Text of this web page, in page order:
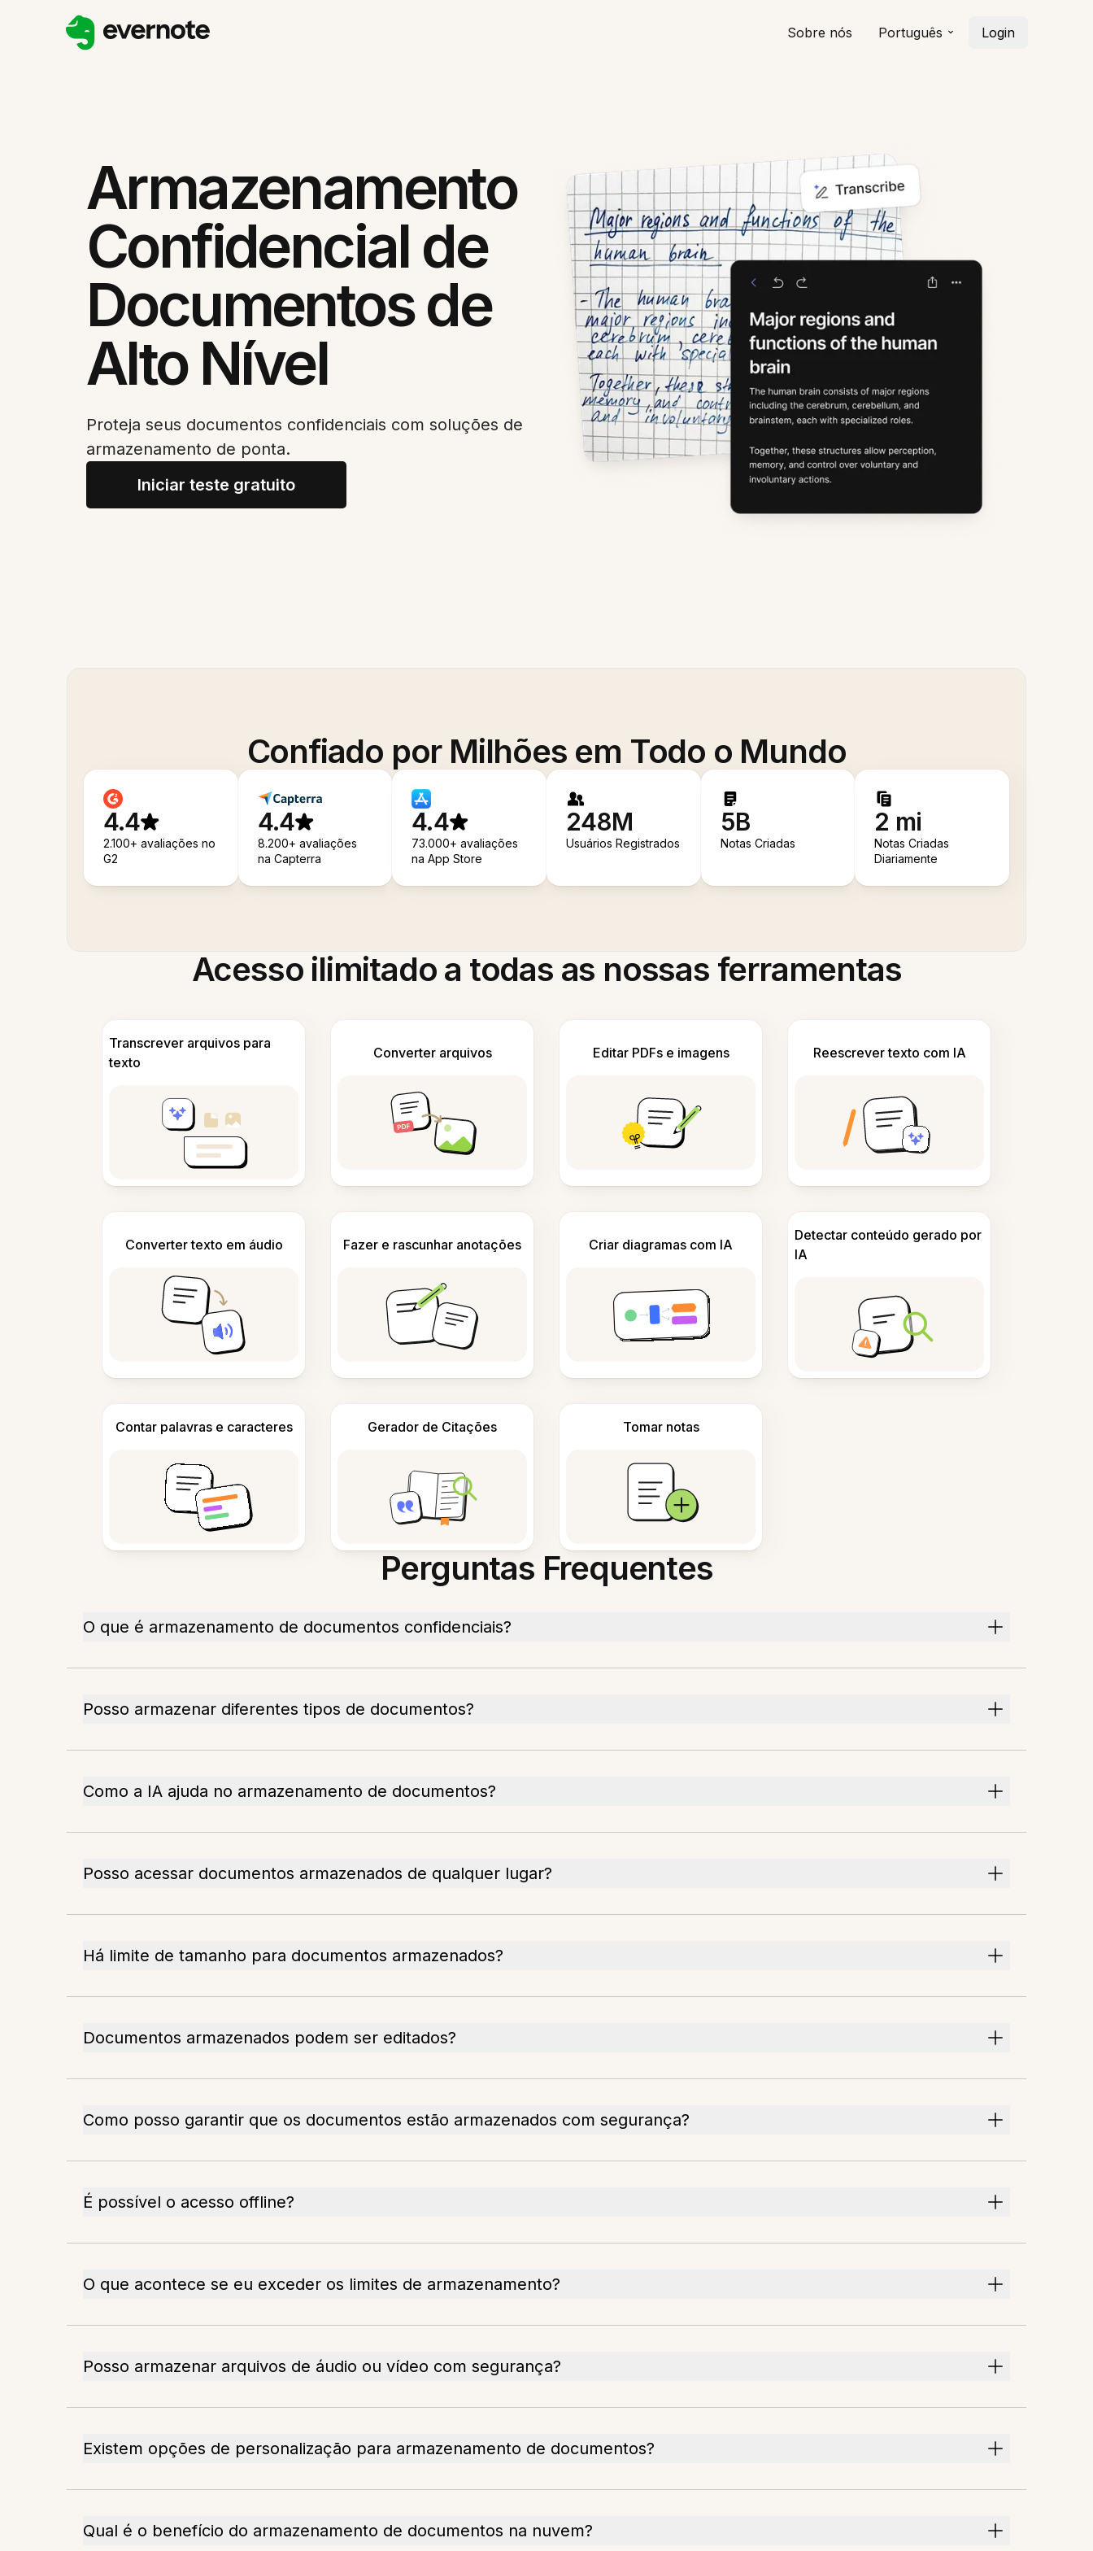
Sobre nós Português Login
Armazenamento
Confidencial de
Documentos de
Alto Nível
Proteja seus documentos confidenciais com soluções de
armazenamento de ponta.
Iniciar teste gratuito
Confiado por Milhões em Todo o Mundo
4.4
2.100+ avaliações no
G2
4.4
8.200+ avaliações
na Capterra
4.4
73.000+ avaliações
na App Store
248M
Usuários Registrados
5B
Notas Criadas
2 mi
Notas Criadas
Diariamente
Acesso ilimitado a todas as nossas ferramentas
Transcrever arquivos para
texto
Converter arquivos Editar PDFs e imagens Reescrever texto com IA
Converter texto em áudio Fazer e rascunhar anotações Criar diagramas com IA
Detectar conteúdo gerado por
IA
Contar palavras e caracteres Gerador de Citações Tomar notas
Perguntas Frequentes
O que é armazenamento de documentos confidenciais?
Posso armazenar diferentes tipos de documentos?
Como a IA ajuda no armazenamento de documentos?
Posso acessar documentos armazenados de qualquer lugar?
Há limite de tamanho para documentos armazenados?
Documentos armazenados podem ser editados?
Como posso garantir que os documentos estão armazenados com segurança?
É possível o acesso offline?
O que acontece se eu exceder os limites de armazenamento?
Posso armazenar arquivos de áudio ou vídeo com segurança?
Existem opções de personalização para armazenamento de documentos?
Qual é o benefício do armazenamento de documentos na nuvem?